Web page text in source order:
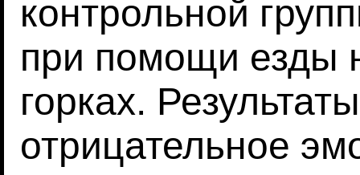
контрольной
при помощи езды
горках.
отрицательное